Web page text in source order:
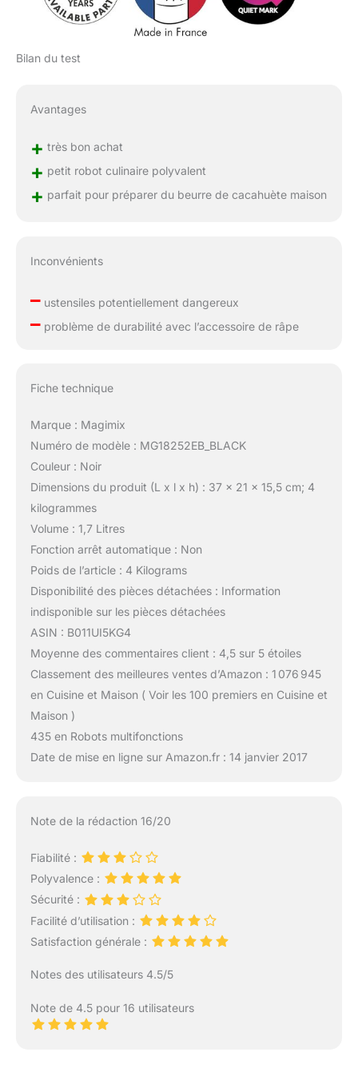
Bilan du test
Avantages
+ très bon achat
+ petit robot culinaire polyvalent
+ parfait pour préparer du beurre de cacahuète maison
Inconvénients
–ustensiles potentiellement dangereux
–problème de durabilité avec l’accessoire de râpe
Fiche technique
Marque : Magimix
Numéro de modèle : MG18252EB_BLACK
Couleur : Noir
Dimensions du produit (L x l x h) : 37 x 21 x 15,5 cm; 4
kilogrammes
Volume : 1,7 Litres
Fonction arrêt automatique : Non
Poids de l’article : 4 Kilograms
Disponibilité des pièces détachées : Information
indisponible sur les pièces détachées
ASIN : B011UI5KG4
Moyenne des commentaires client : 4,5 sur 5 étoiles
Classement des meilleures ventes d’Amazon : 1 076 945
en Cuisine et Maison ( Voir les 100 premiers en Cuisine et
Maison )
435 en Robots multifonctions
Date de mise en ligne sur Amazon.fr : 14 janvier 2017
Note de la rédaction 16/20
Fiabilité :
Polyvalence :
Sécurité :
Facilité d’utilisation :
Satisfaction générale :
Notes des utilisateurs 4.5/5
Note de 4.5 pour 16 utilisateurs